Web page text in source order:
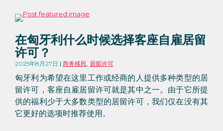
在匈牙利什么时候选择客座自雇居留
许可？
2025年8月27日 商务移民, 居留许可
匈牙利为希望在这里工作或经商的人提供多种类型的居
留许可，客座自雇居留许可就是其中之一。由于它所提
供的福利少于大多数类型的居留许可，我们仅在没有其
它更好的选项时推荐使用。